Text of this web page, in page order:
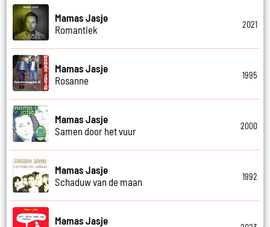
Mamas Jasje
Romantiek
2021
Mamas Jasje
Rosanne
1995
Mamas Jasje
Samen door het vuur
2000
Mamas Jasje
Schaduw van de maan
1992
Mamas Jasje